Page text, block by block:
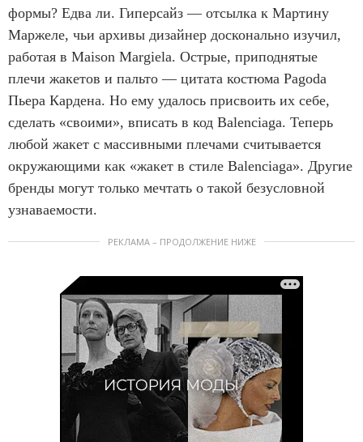
формы? Едва ли. Гиперсайз — отсылка к Мартину
Маржеле, чьи архивы дизайнер досконально изучил,
работая в Maison Margiela. Острые, приподнятые
плечи жакетов и пальто — цитата костюма Pagoda
Пьера Кардена. Но ему удалось присвоить их себе,
сделать «своими», вписать в код Balenciaga. Теперь
любой жакет с массивными плечами считывается
окружающими как «жакет в стиле Balenciaga». Другие
бренды могут только мечтать о такой безусловной
узнаваемости.
РЕКЛАМА – ПРОДОЛЖЕНИЕ НИЖЕ